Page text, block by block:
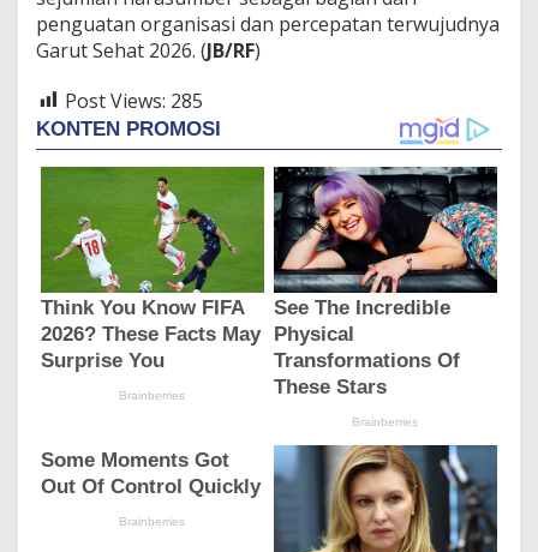
penguatan organisasi dan percepatan terwujudnya
Garut Sehat 2026. (JB/RF)
Post Views: 285